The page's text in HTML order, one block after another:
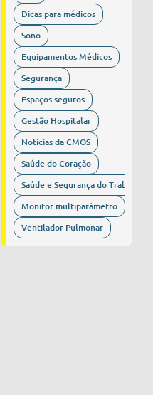
Dicas para médicos
Sono
Equipamentos Médicos
Segurança
Espaços seguros
Gestão Hospitalar
Notícias da CMOS
Saúde do Coração
Saúde e Segurança do Trabalho
Monitor multiparâmetro
Ventilador Pulmonar